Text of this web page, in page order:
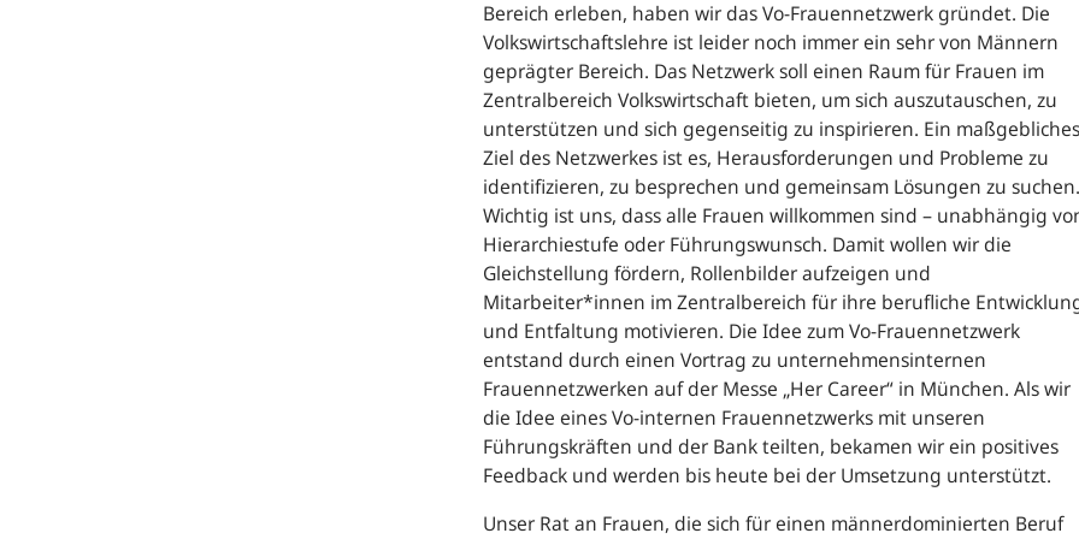
Bereich erleben, haben wir das Vo-Frauennetzwerk gründet. Die
Volkswirtschaftslehre ist leider noch immer ein sehr von Männern
geprägter Bereich. Das Netzwerk soll einen Raum für Frauen im
Zentralbereich Volkswirtschaft bieten, um sich auszutauschen, zu
unterstützen und sich gegenseitig zu inspirieren. Ein maßgebliches
Ziel des Netzwerkes ist es, Herausforderungen und Probleme zu
identifizieren, zu besprechen und gemeinsam Lösungen zu suchen.
Wichtig ist uns, dass alle Frauen willkommen sind – unabhängig
Hierarchiestufe oder Führungswunsch. Damit wollen wir die
Gleichstellung fördern, Rollenbilder aufzeigen und
Mitarbeiter*innen im Zentralbereich für ihre berufliche
und Entfaltung motivieren. Die Idee zum Vo-Frauennetzwerk
entstand durch einen Vortrag zu unternehmensinternen
Frauennetzwerken auf der Messe „Her Career“ in München. Als wir
die Idee eines Vo-internen Frauennetzwerks mit unseren
Führungskräften und der Bank teilten, bekamen wir ein positives
Feedback und werden bis heute bei der Umsetzung unterstützt.
Unser Rat an Frauen, die sich für einen männerdominierten Beruf